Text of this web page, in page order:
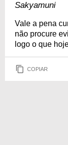
Sakyamuni
Vale a pena
não procure
logo o que
COPIAR